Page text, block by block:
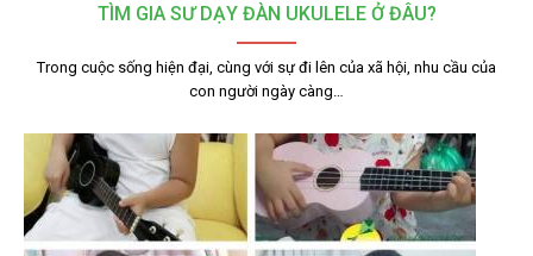
TÌM GIA SƯ DẠY ĐÀN UKULELE Ở ĐÂU?
Trong cuộc sống hiện đại, cùng với sự đi lên của xã hội, nhu cầu của
con người ngày càng…